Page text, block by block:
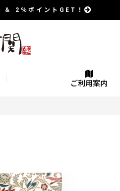
＆ 2％ポイントGET！
ご利用案内